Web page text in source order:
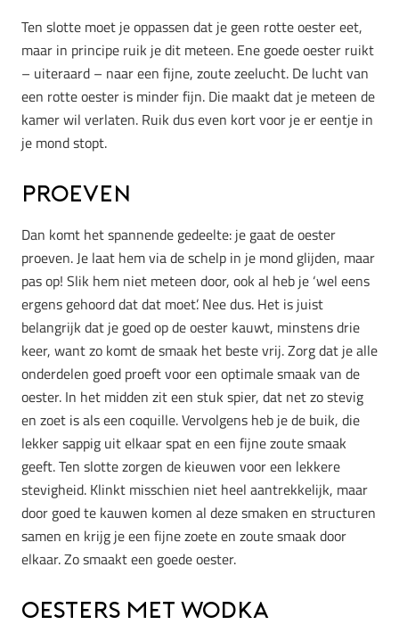
Ten slotte moet je oppassen dat je geen rotte oester eet,
maar in principe ruik je dit meteen. Ene goede oester ruikt
– uiteraard – naar een fijne, zoute zeelucht. De lucht van
een rotte oester is minder fijn. Die maakt dat je meteen de
kamer wil verlaten. Ruik dus even kort voor je er eentje in
je mond stopt.
Proeven
Dan komt het spannende gedeelte: je gaat de oester
proeven. Je laat hem via de schelp in je mond glijden, maar
pas op! Slik hem niet meteen door, ook al heb je ‘wel eens
ergens gehoord dat dat moet’. Nee dus. Het is juist
belangrijk dat je goed op de oester kauwt, minstens drie
keer, want zo komt de smaak het beste vrij. Zorg dat je alle
onderdelen goed proeft voor een optimale smaak van de
oester. In het midden zit een stuk spier, dat net zo stevig
en zoet is als een coquille. Vervolgens heb je de buik, die
lekker sappig uit elkaar spat en een fijne zoute smaak
geeft. Ten slotte zorgen de kieuwen voor een lekkere
stevigheid. Klinkt misschien niet heel aantrekkelijk, maar
door goed te kauwen komen al deze smaken en structuren
samen en krijg je een fijne zoete en zoute smaak door
elkaar. Zo smaakt een goede oester.
Oesters met wodka